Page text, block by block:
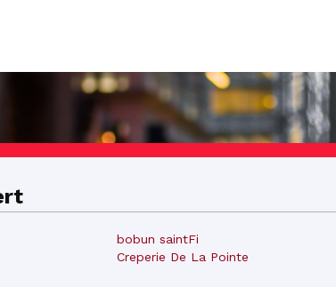
bobun saintFi
Creperie De La Pointe